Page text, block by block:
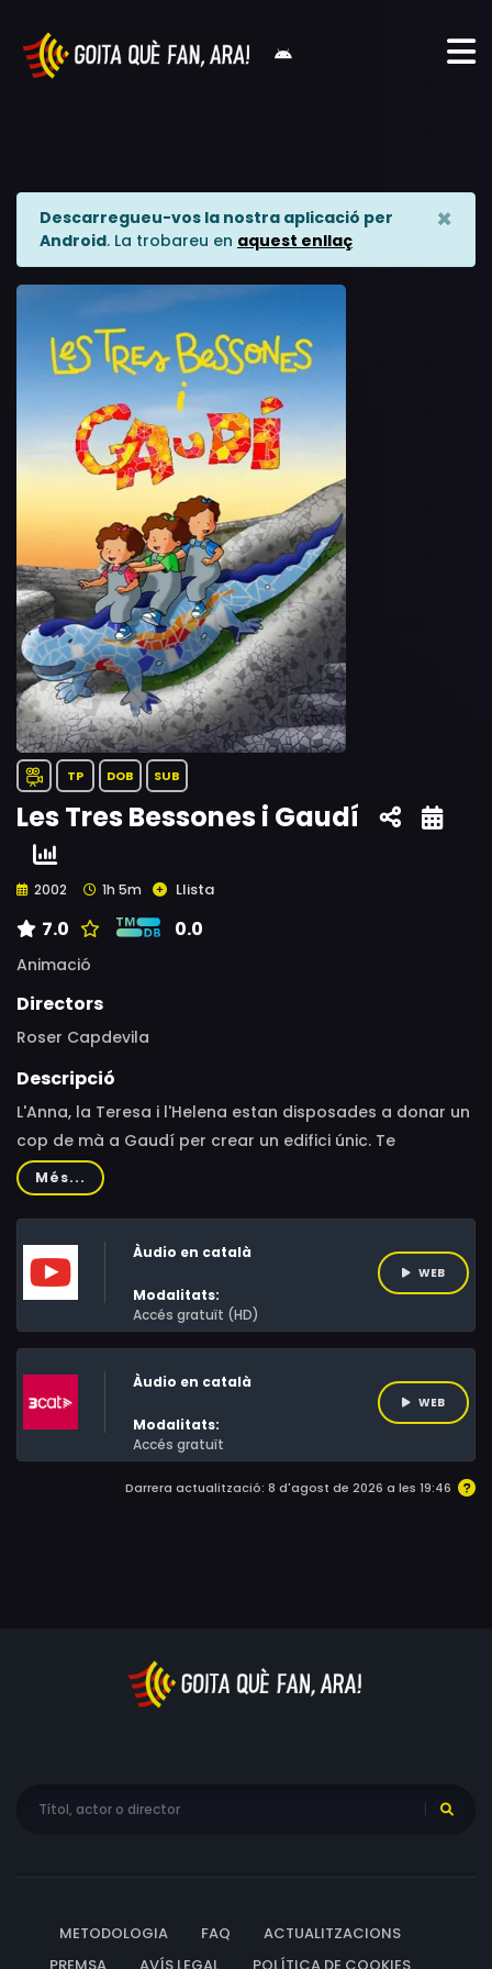
Descarregueu-vos la nostra aplicació per
Android. La trobareu en aquest enllaç
×
TP DOB SUB
Les Tres Bessones i Gaudí
2002 1h 5m Llista
7.0 0.0
Animació
Directors
Roser Capdevila
Descripció
L'Anna, la Teresa i l'Helena estan disposades a donar un
cop de mà a Gaudí per crear un edifici únic. Te
l'imagines?
Més...
Àudio en català
Modalitats:
Accés gratuït (HD)
WEB
Àudio en català
Modalitats:
Accés gratuït
WEB
Darrera actualització: 8 d'agost de 2026 a les 19:46
METODOLOGIA FAQ
ACTUALITZACIONS